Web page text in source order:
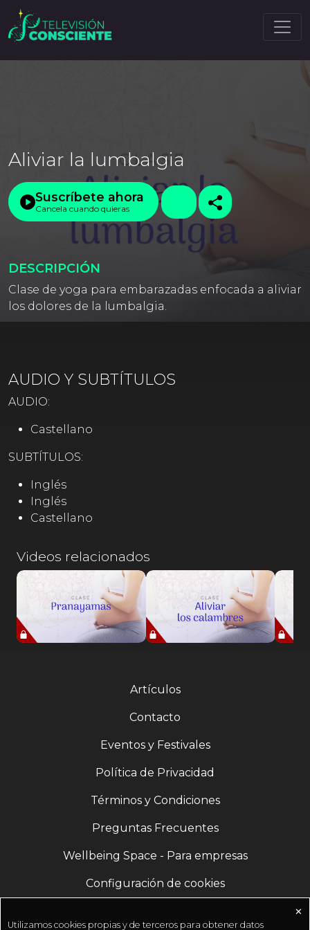
Aliviar la lumbalgia
Suscríbete ahora
Cancela cuando quieras
DESCRIPCIÓN
Clase de yoga para embarazadas enfocada a aliviar
los dolores de la lumbalgia.
AUDIO Y SUBTÍTULOS
AUDIO:
Castellano
SUBTÍTULOS:
Inglés
Inglés
Castellano
Videos relacionados
Artículos
Contacto
Eventos y Festivales
Política de Privacidad
Términos y Condiciones
Preguntas Frecuentes
Wellbeing Space - Para empresas
Configuración de cookies
✕
Utilizamos cookies propias y de terceros para obtener datos